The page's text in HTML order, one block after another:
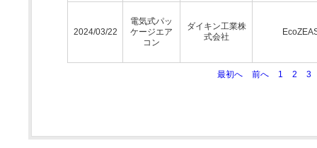
2024/03/22
電気式パッ
ケージエア
コン
ダイキン工業株
式会社
最初へ 前へ 1 2 3